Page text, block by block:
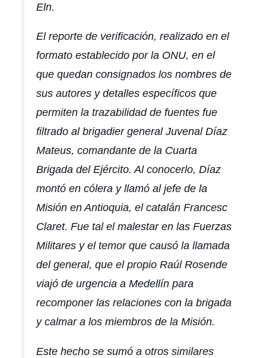
Eln.
El reporte de verificación, realizado en el
formato establecido por la ONU, en el
que quedan consignados los nombres de
sus autores y detalles específicos que
permiten la trazabilidad de fuentes fue
filtrado al brigadier general Juvenal Díaz
Mateus, comandante de la Cuarta
Brigada del Ejército. Al conocerlo, Díaz
montó en cólera y llamó al jefe de la
Misión en Antioquia, el catalán Francesc
Claret. Fue tal el malestar en las Fuerzas
Militares y el temor que causó la llamada
del general, que el propio Raúl Rosende
viajó de urgencia a Medellín para
recomponer las relaciones con la brigada
y calmar a los miembros de la Misión.
Este hecho se sumó a otros similares